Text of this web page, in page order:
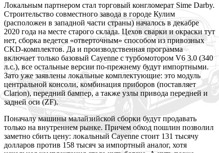
Локальным партнером стал торговый конгломерат Sime Darby.
Строительство совместного завода в городе Кулим
(расположен в западной части страны) началось в декабре
2020 года на месте старого склада. Цехов сварки и окраски тут
нет, сборка ведется «отверточным» способом из привозных
CKD-комплектов. Да и производственная программа
включает только базовый Cayenne с турбомотором V6 3.0 (340
л.с.), все остальные версии по-прежнему будут импортными.
Зато уже заявлены локальные комплектующие: это модуль
центральной консоли, комбинация приборов (поставляет
Clarion), передний бампер, а также узлы привода передней и
задней оси (ZF).
Поначалу машины малайзийской сборки будут продавать
только на внутреннем рынке. Причем обход пошлин позволил
заметно сбить цену: локальный Cayenne стоит 131 тысячу
долларов против 158 тысяч за импортный аналог, хотя